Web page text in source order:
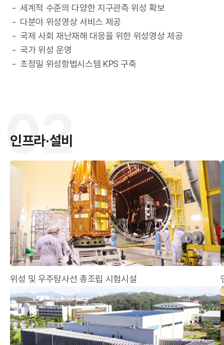
구
원
세계적 수준의 다양한 지구관측 위성 확보
다분야 위성영상 서비스 제공
국제 사회 재난재해 대응을 위한 위성영상 제공
국가 위성 운영
초정밀 위성항법시스템 KPS 구축
02
인프라·설비
위성 및 우주탐사선 총조립 시험시설